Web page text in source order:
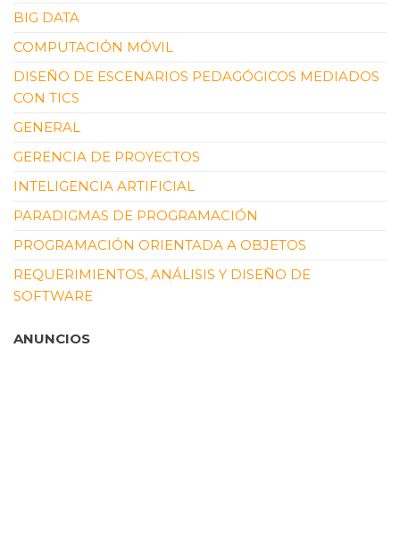
BIG DATA
COMPUTACIÓN MÓVIL
DISEÑO DE ESCENARIOS PEDAGÓGICOS MEDIADOS
CON TICS
GENERAL
GERENCIA DE PROYECTOS
INTELIGENCIA ARTIFICIAL
PARADIGMAS DE PROGRAMACIÓN
PROGRAMACIÓN ORIENTADA A OBJETOS
REQUERIMIENTOS, ANÁLISIS Y DISEÑO DE
SOFTWARE
ANUNCIOS